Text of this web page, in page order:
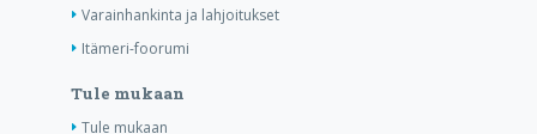
Varainhankinta ja lahjoitukset
Itämeri-foorumi
Tule mukaan
Tule mukaan